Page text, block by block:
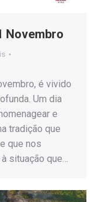
Novembro
é vivido
Um dia
e
tradição que
que nos
situação que…